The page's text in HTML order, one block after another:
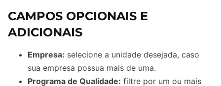
CAMPOS OPCIONAIS E
ADICIONAIS
Empresa: selecione a unidade desejada, caso
sua empresa possua mais de uma.
Programa de Qualidade: filtre por um ou mais